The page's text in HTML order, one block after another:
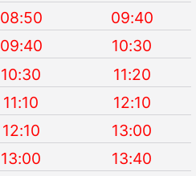
08:50
09:40
09:40
10:30
10:30
11:20
11:10
12:10
12:10
13:00
13:00
13:40